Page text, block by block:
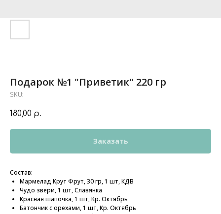
Подарок №1 "Приветик" 220 гр
SKU:
180,00 р.
Заказать
Состав:
Мармелад Крут Фрут, 30 гр, 1 шт, КДВ
Чудо звери, 1 шт, Славянка
Красная шапочка, 1 шт, Кр. Октябрь
Батончик с орехами, 1 шт, Кр. Октябрь